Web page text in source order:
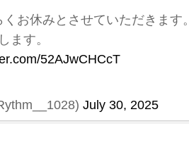
お休みとさせていただきます。
ます。
52AJwCHCcT
July 30, 2025